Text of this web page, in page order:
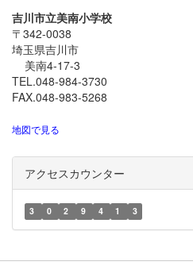
吉川市立美南小学校
〒342-0038
埼玉県吉川市
美南4-17-3
TEL.048-984-3730
FAX.048-983-5268
地図で見る
アクセスカウンター
3 0 2 9 4 1 3